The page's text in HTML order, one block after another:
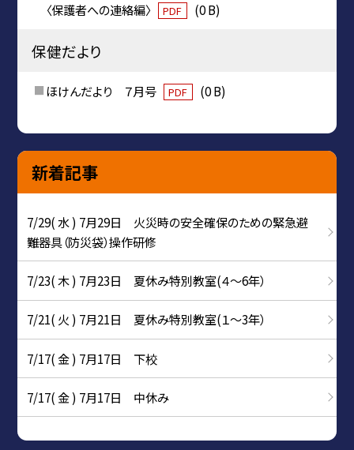
〈保護者への連絡編〉
PDF (0 B)
保健だより
ほけんだより ７月号 PDF (0 B)
新着記事
7/29( 水 ) 7月29日 火災時の安全確保のための緊急避
難器具（防災袋）操作研修
7/23( 木 ) 7月23日 夏休み特別教室(４～6年）
7/21( 火 ) 7月21日 夏休み特別教室(１～3年）
7/17( 金 ) 7月17日 下校
7/17( 金 ) 7月17日 中休み